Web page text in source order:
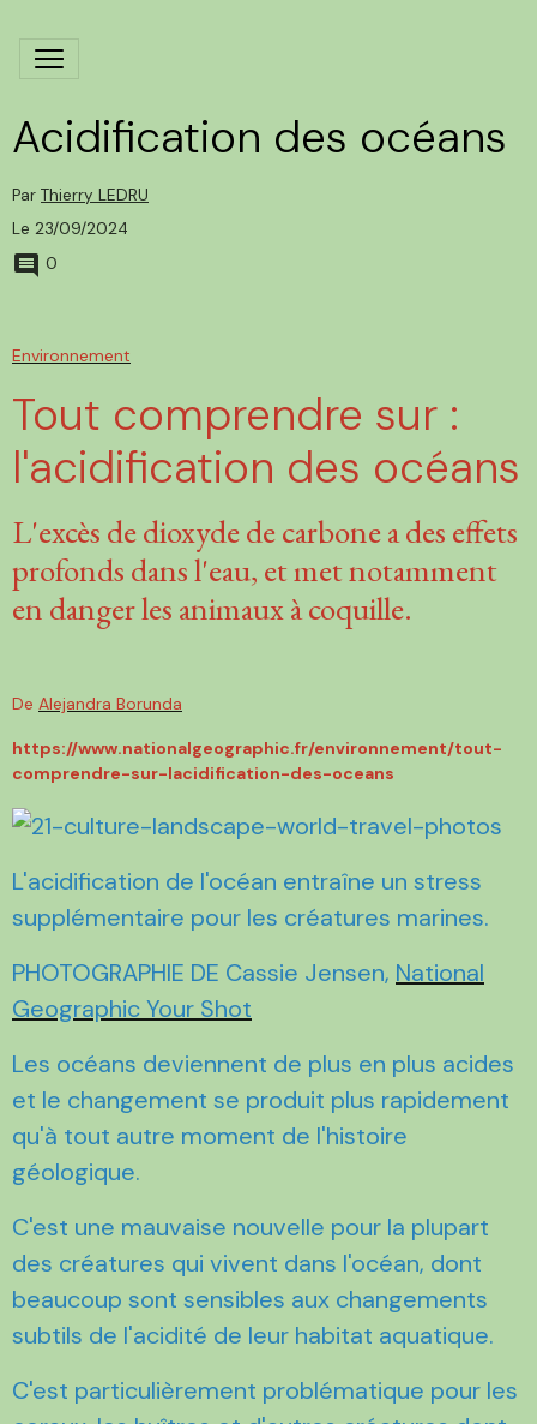
Acidification des océans
Par Thierry LEDRU
Le 23/09/2024
0
Environnement
Tout comprendre sur :
l'acidification des océans
L'excès de dioxyde de carbone ades effets
profonds dans l'eau, et met notamment
en danger les animaux à coquille.
De Alejandra Borunda
https://www.nationalgeographic.fr/environnement/tout-
comprendre-sur-lacidification-des-oceans
L'acidification de l'océan entraîne un stress
supplémentaire pour les créatures marines.
PHOTOGRAPHIE DE Cassie Jensen, National
Geographic Your Shot
Les océans deviennent de plus en plus acides
et le changement se produit plus rapidement
qu'à tout autre moment de l'histoire
géologique.
C'est une mauvaise nouvelle pour la plupart
des créatures qui vivent dans l'océan, dont
beaucoup sont sensibles aux changements
subtils de l'acidité de leur habitat aquatique.
C'est particulièrement problématique pour les